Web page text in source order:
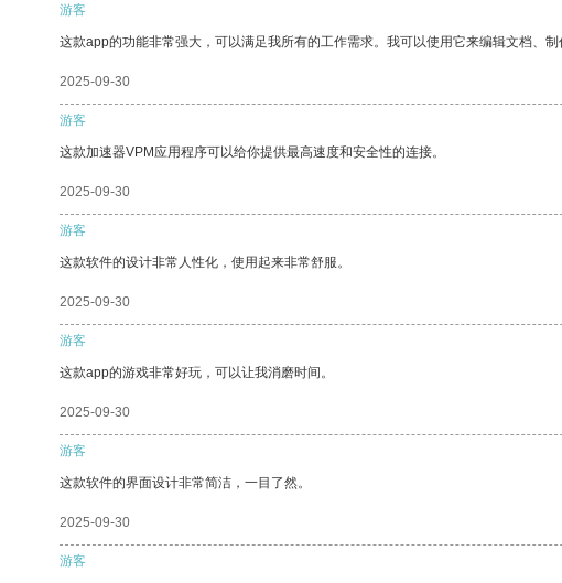
游客
这款app的功能非常强大，可以满足我所有的工作需求。我可以使用它来编辑文档、制
2025-09-30
游客
这款加速器VPM应用程序可以给你提供最高速度和安全性的连接。
2025-09-30
游客
这款软件的设计非常人性化，使用起来非常舒服。
2025-09-30
游客
这款app的游戏非常好玩，可以让我消磨时间。
2025-09-30
游客
这款软件的界面设计非常简洁，一目了然。
2025-09-30
游客